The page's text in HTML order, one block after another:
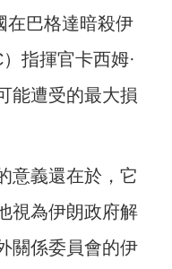
在巴格達暗殺伊
指揮官卡西姆·
能遭受的最大損
意義還在於，它
視為伊朗政府解
關係委員會的伊